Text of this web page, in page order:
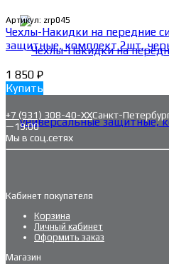
Артикул: zrp045
Чехлы-Накидки на передние
защитные, комплект 2шт,
1 850 ₽
Купить
+7 (931) 308-40-ХХСанкт-
—19:00
Мы в соц.сетях
Кабинет покупателя
Корзина
Личный кабинет
Оформить заказ
Магазин